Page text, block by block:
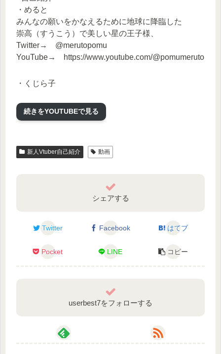
・めると
みんなの願いをかなえるために地球に降臨した
崇高（すうこう）で美しい星の王子様、
Twitter→ @merutopomu
YouTube→ https://www.youtube.com/@pomumeruto
・くじら子
アルファ派ボイスで眠りへいざなう。
Twitter→ @kujirako01
qA8EPa3a6JxaEY0dwKw
マインクラフトの大冒険に出かけるよ！
https://amachamusic.chagasi.com/
SE：効果音ラボ様
#実況 #もふちゃぽ #ほのぼの #癒し #ゲーム実況
続きをYOUTUBEで見る
新人Vtuber自己紹介 動画
シェアする
Twitter Facebook はてブ
Pocket LINE コピー
userbest7をフォローする